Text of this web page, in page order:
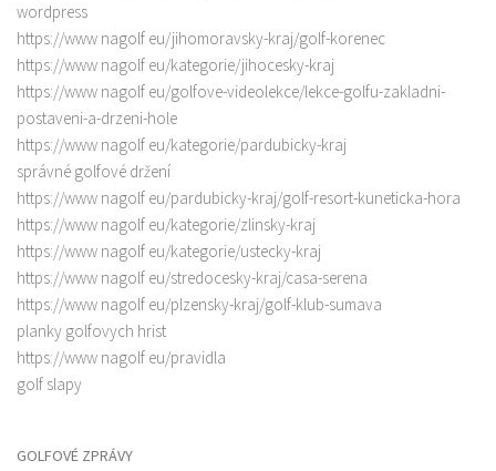
wordpress
https://www nagolf eu/jihomoravsky-kraj/golf-korenec
https://www nagolf eu/kategorie/jihocesky-kraj
https://www nagolf eu/golfove-videolekce/lekce-golfu-zakladni-
postaveni-a-drzeni-hole
https://www nagolf eu/kategorie/pardubicky-kraj
správné golfové držení
https://www nagolf eu/pardubicky-kraj/golf-resort-kuneticka-hora
https://www nagolf eu/kategorie/zlinsky-kraj
https://www nagolf eu/kategorie/ustecky-kraj
https://www nagolf eu/stredocesky-kraj/casa-serena
https://www nagolf eu/plzensky-kraj/golf-klub-sumava
planky golfovych hrist
https://www nagolf eu/pravidla
golf slapy
GOLFOVÉ ZPRÁVY